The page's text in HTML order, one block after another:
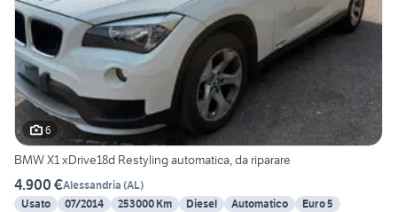
6
BMW X1 xDrive18d Restyling automatica, da riparare
4.900 €Alessandria (AL)
Usato
07/2014 253000 Km Diesel Automatico Euro 5